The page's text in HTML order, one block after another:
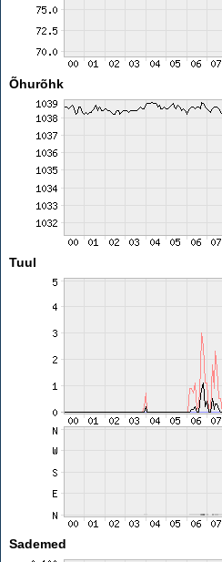
Õhurõhk
Tuul
Sademed